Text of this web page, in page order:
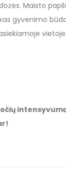
Maisto
gyvenimo